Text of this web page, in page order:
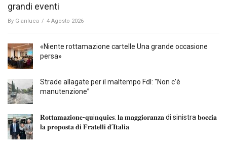
grandi eventi
By Gianluca / 4 Agosto 2026
«Niente rottamazione cartelle Una grande occasione
persa»
Strade allagate per il maltempo FdI: “Non c’è
manutenzione”
𝐑𝐨𝐭𝐭𝐚𝐦𝐚𝐳𝐢𝐨𝐧𝐞-𝐪𝐮i𝐧𝐪𝐮𝐢𝐞𝐬: 𝐥𝐚 𝐦𝐚𝐠𝐠𝐢𝐨𝐫𝐚𝐧𝐳𝐚 di sinistra 𝐛𝐨𝐜𝐜𝐢𝐚
𝐥𝐚 𝐩𝐫𝐨𝐩𝐨𝐬𝐭𝐚 𝐝𝐢 𝐅𝐫𝐚𝐭𝐞𝐥𝐥𝐢 𝐝’𝐈𝐭𝐚𝐥𝐢𝐚